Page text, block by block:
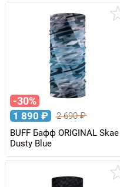
-30%
1 890 ₽ 2 690₽
BUFF Бафф ORIGINAL Skae
Dusty Blue